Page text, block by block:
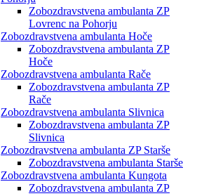
Zobozdravstvena ambulanta ZP
Lovrenc na Pohorju
Zobozdravstvena ambulanta Hoče
Zobozdravstvena ambulanta ZP
Hoče
Zobozdravstvena ambulanta Rače
Zobozdravstvena ambulanta ZP
Rače
Zobozdravstvena ambulanta Slivnica
Zobozdravstvena ambulanta ZP
Slivnica
Zobozdravstvena ambulanta ZP Starše
Zobozdravstvena ambulanta Starše
Zobozdravstvena ambulanta Kungota
Zobozdravstvena ambulanta ZP